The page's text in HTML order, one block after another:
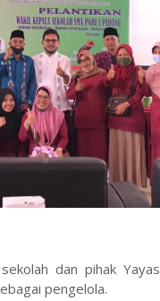
dan pihak
pengelola.